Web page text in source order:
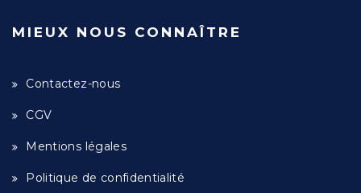
MIEUX NOUS CONNAÎTRE
Contactez-nous
CGV
Mentions légales
Politique de confidentialité